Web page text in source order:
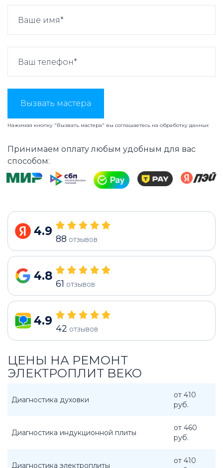
Вызвать мастера
Нажимая кнопку "Вызвать мастера" вы соглашаетесь на обработку данных
Принимаем оплату любым удобным для вас
способом:
4.9
88 отзывов
4.8
61 отзывов
4.9
42 отзывов
ЦЕНЫ НА РЕМОНТ
ЭЛЕКТРОПЛИТ BEKO
Диагностика духовки
от 410
руб.
Диагностика индукционной плиты
от 460
руб.
Диагностика электроплиты
от 410